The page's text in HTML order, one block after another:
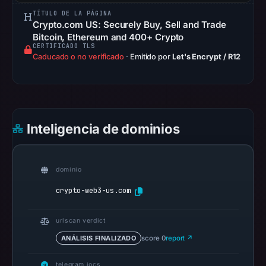
at
20:27
URLScan
verdict
Mar
at
TÍTULO DE LA PÁGINA
Crypto.com US: Securely Buy, Sell and Trade
Bitcoin, Ethereum and 400+ Crypto
CERTIFICADO TLS
Caducado o no verificado · Emitido por Let's Encrypt / R12
Inteligencia de dominios
dominio
crypto-web3-us.com
urlscan verdict
ANÁLISIS FINALIZADO score 0report ↗